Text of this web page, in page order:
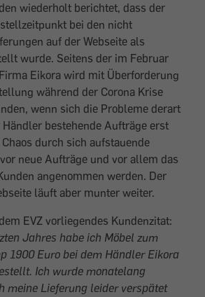
wiederholt berichtet, dass der
bei den nicht
auf der Webseite als
wurde. Seitens der im Februar
Eikora wird mit Überforderung
während der Corona Krise
wenn sich die Probleme derart
bestehende Aufträge erst
durch sich aufstauende
neue Aufträge und vor allem das
angenommen werden. Der
läuft aber munter weiter.
EVZ vorliegendes Kundenzitat:
Jahres habe ich Möbel zum
1900 Euro bei dem Händler Eikora
Ich wurde monatelang
meine Lieferung leider verspätet